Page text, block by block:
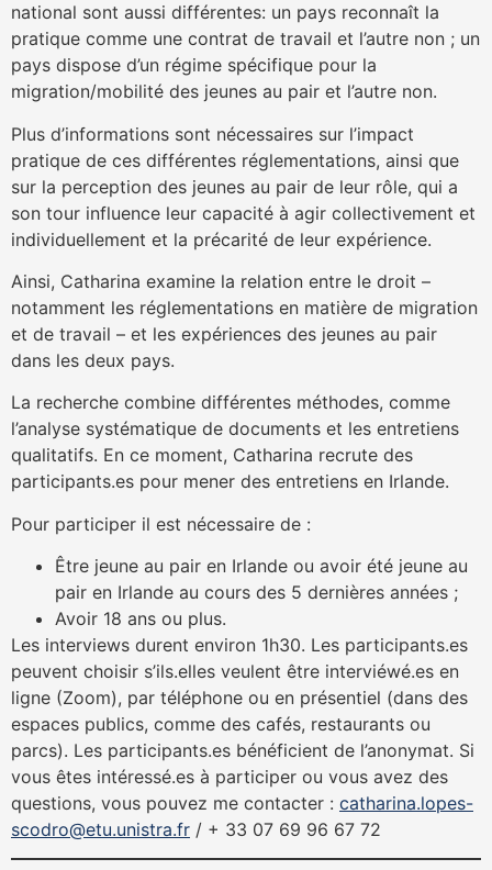
national sont aussi différentes: un pays reconnaît la
pratique comme une contrat de travail et l’autre non ; un
pays dispose d’un régime spécifique pour la
migration/mobilité des jeunes au pair et l’autre non.
Plus d’informations sont nécessaires sur l’impact
pratique de ces différentes réglementations, ainsi que
sur la perception des jeunes au pair de leur rôle, qui a
son tour influence leur capacité à agir collectivement et
individuellement et la précarité de leur expérience.
Ainsi, Catharina examine la relation entre le droit –
notamment les réglementations en matière de migration
et de travail – et les expériences des jeunes au pair
dans les deux pays.
La recherche combine différentes méthodes, comme
l’analyse systématique de documents et les entretiens
qualitatifs. En ce moment, Catharina recrute des
participants.es pour mener des entretiens en Irlande.
Pour participer il est nécessaire de :
Être jeune au pair en Irlande ou avoir été jeune au
pair en Irlande au cours des 5 dernières années ;
Avoir 18 ans ou plus.
Les interviews durent environ 1h30. Les participants.es
peuvent choisir s’ils.elles veulent être interviéwé.es en
ligne (Zoom), par téléphone ou en présentiel (dans des
espaces publics, comme des cafés, restaurants ou
parcs). Les participants.es bénéficient de l’anonymat. Si
vous êtes intéressé.es à participer ou vous avez des
questions, vous pouvez me contacter : catharina.lopes-
scodro@etu.unistra.fr / + 33 07 69 96 67 72